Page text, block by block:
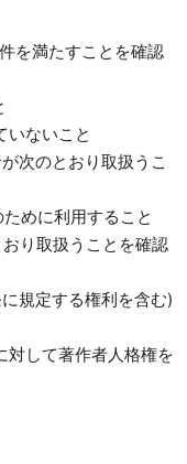
を満たすことを確認
いないこと
次のとおり取扱うこ
めに利用すること
り取扱うことを確認
規定する権利を含む)
対して著作者人格権を